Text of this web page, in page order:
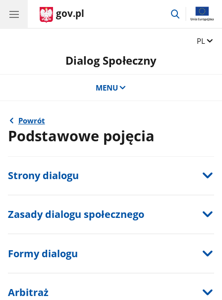
gov.pl
przejdź
Zmień
PL
Dialog Społeczny
MENU
Powrót
Podstawowe pojęcia
Strony dialogu
Zasady dialogu społecznego
Formy dialogu
Arbitraż